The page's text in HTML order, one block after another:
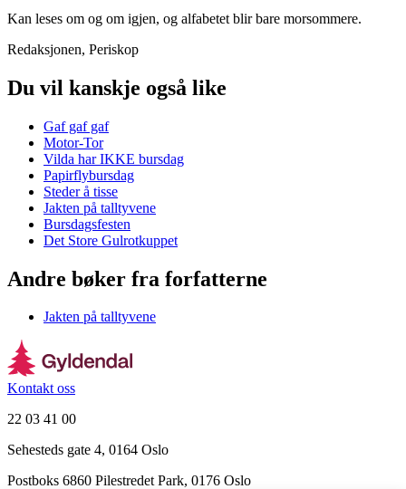
Kan leses om og om igjen, og alfabetet blir bare morsommere.
Redaksjonen, Periskop
Du vil kanskje også like
Gaf gaf gaf
Motor-Tor
Vilda har IKKE bursdag
Papirflybursdag
Steder å tisse
Jakten på talltyvene
Bursdagsfesten
Det Store Gulrotkuppet
Andre bøker fra forfatterne
Jakten på talltyvene
Kontakt oss
22 03 41 00
Sehesteds gate 4, 0164 Oslo
Postboks 6860 Pilestredet Park, 0176 Oslo